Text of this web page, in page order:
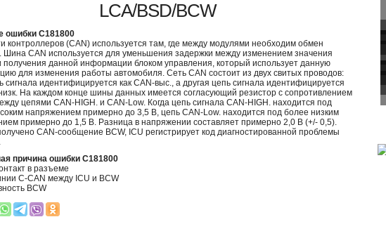
LCA/BSD/BCW
ошибки C181800
контроллеров (CAN) используется там, где между модулями необходим обмен
CAN используется для уменьшения задержки между изменением значения
получения данной информации блоком управления, который использует данную
для изменения работы автомобиля. Сеть CAN состоит из двух свитых проводов:
сигнала идентифицируется как CAN-выс., а другая цепь сигнала идентифицируется
На каждом конце шины данных имеется согласующий резистор с сопротивлением
цепями CAN-HIGH. и CAN-Low. Когда цепь сигнала CAN-HIGH. находится под
напряжением примерно до 3,5 В, цепь CAN-Low. находится под более низким
примерно до 1,5 В. Разница в напряжении составляет примерно 2,0 В (+/- 0,5).
CAN-сообщение BCW, ICU регистрирует код диагностированной проблемы
причина ошибки C181800
в разъеме
C-CAN между ICU и BCW
BCW